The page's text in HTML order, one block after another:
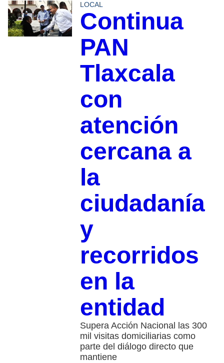
LOCAL
Continua
PAN
Tlaxcala
con
atención
cercana a
la
ciudadanía
y
recorridos
en la
entidad
Supera Acción Nacional las 300
mil visitas domiciliarias como
parte del diálogo directo que
mantiene